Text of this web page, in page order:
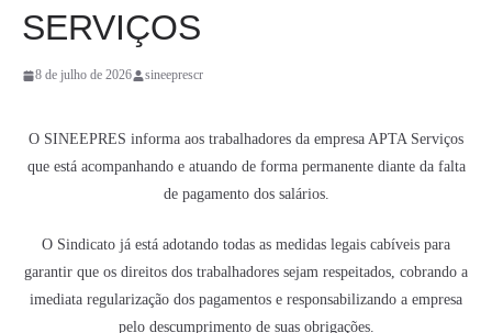
SERVIÇOS
8 de julho de 2026 sineeprescr
O SINEEPRES informa aos trabalhadores da empresa APTA Serviços
que está acompanhando e atuando de forma permanente diante da falta
de pagamento dos salários.
O Sindicato já está adotando todas as medidas legais cabíveis para
garantir que os direitos dos trabalhadores sejam respeitados, cobrando a
imediata regularização dos pagamentos e responsabilizando a empresa
pelo descumprimento de suas obrigações.